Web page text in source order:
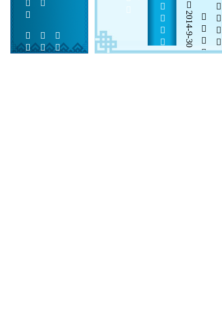
  
2014-9-30